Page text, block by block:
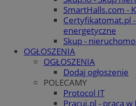
SmartHalls.com -
Certyfikatomat.pl
energetyczne
Skup -
OGŁOSZENIA
OGŁOSZENIA
Dodaj ogłoszenie
POLECAMY
Protocol IT
Pracuj.pl - praca w